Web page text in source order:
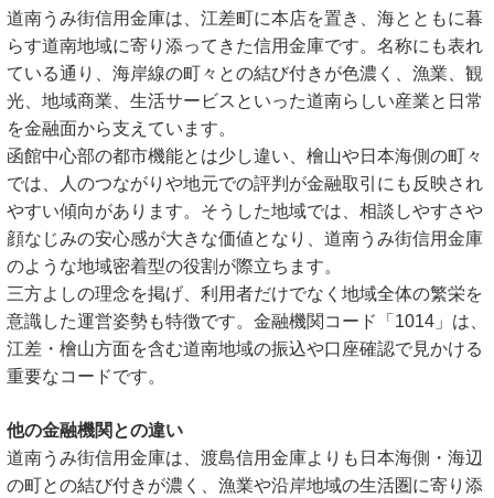
道南うみ街信用金庫は、江差町に本店を置き、海とともに暮
らす道南地域に寄り添ってきた信用金庫です。名称にも表れ
ている通り、海岸線の町々との結び付きが色濃く、漁業、観
光、地域商業、生活サービスといった道南らしい産業と日常
を金融面から支えています。
函館中心部の都市機能とは少し違い、檜山や日本海側の町々
では、人のつながりや地元での評判が金融取引にも反映され
やすい傾向があります。そうした地域では、相談しやすさや
顔なじみの安心感が大きな価値となり、道南うみ街信用金庫
のような地域密着型の役割が際立ちます。
三方よしの理念を掲げ、利用者だけでなく地域全体の繁栄を
意識した運営姿勢も特徴です。金融機関コード「1014」は、
江差・檜山方面を含む道南地域の振込や口座確認で見かける
重要なコードです。
他の金融機関との違い
道南うみ街信用金庫は、渡島信用金庫よりも日本海側・海辺
の町との結び付きが濃く、漁業や沿岸地域の生活圏に寄り添